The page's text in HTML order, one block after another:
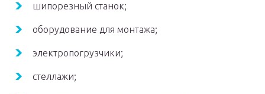
шипорезный станок;
оборудование для монтажа;
электропогрузчики;
стеллажи;